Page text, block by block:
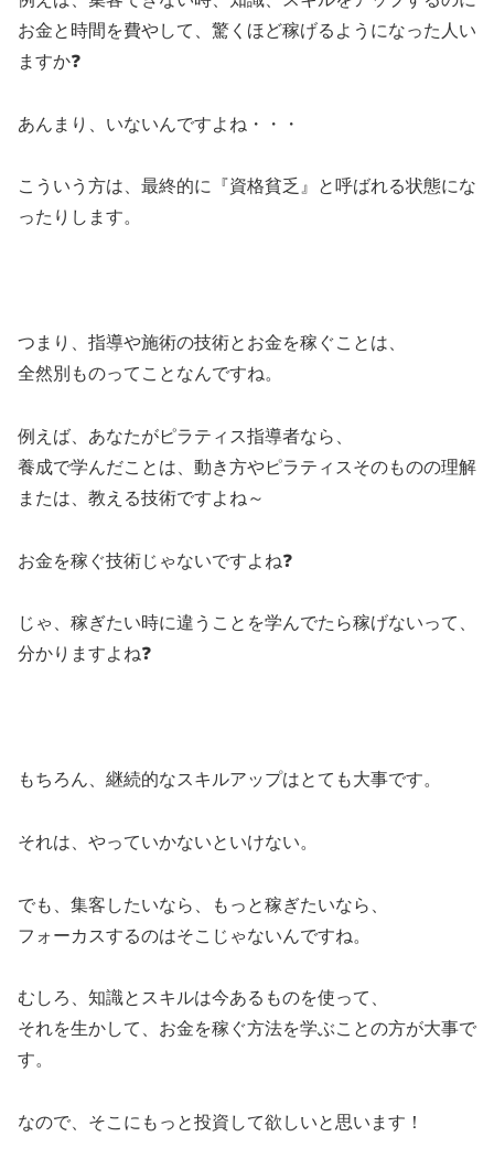
お金と時間を費やして、驚くほど稼げるようになった人い
ますか❓
あんまり、いないんですよね・・・
こういう方は、最終的に『資格貧乏』と呼ばれる状態にな
ったりします。
つまり、指導や施術の技術とお金を稼ぐことは、
全然別ものってことなんですね。
例えば、あなたがピラティス指導者なら、
養成で学んだことは、動き方やピラティスそのものの理解
または、教える技術ですよね～
お金を稼ぐ技術じゃないですよね❓
じゃ、稼ぎたい時に違うことを学んでたら稼げないって、
分かりますよね❓
もちろん、継続的なスキルアップはとても大事です。
それは、やっていかないといけない。
でも、集客したいなら、もっと稼ぎたいなら、
フォーカスするのはそこじゃないんですね。
むしろ、知識とスキルは今あるものを使って、
それを生かして、お金を稼ぐ方法を学ぶことの方が大事で
す。
なので、そこにもっと投資して欲しいと思います！